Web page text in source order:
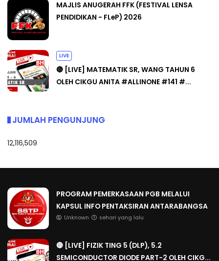
MAJLIS ANUGERAH FFK (FESTIVAL LENSA
PENDIDIKAN - FLeP) 2026
LIVE
🔴 [LIVE] MATEMATIK SR, WANG TAHUN 6
OLEH CIKGU ANITA #ALLINONE #141 #...
JUMLAH PENGUNJUNG
12,116,509
PROGRAM PEMERKASAAN PGB MELALUI
KAPSUL INFO PENTAKSIRAN ANTARABANGSA
Unknown sehari yang lalu
🔴 [LIVE] FIZIK TING 5 (DLP), 5.2
SEMICONDUCTOR DIODE PART-2 OLEH CIKG...